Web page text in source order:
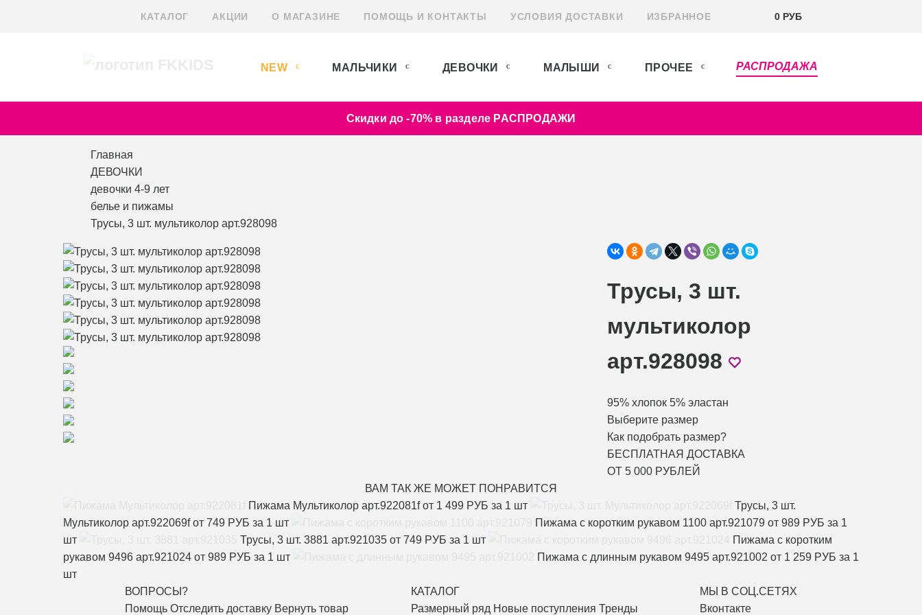
КАТАЛОГ АКЦИИ О МАГАЗИНЕ ПОМОЩЬ И КОНТАКТЫ УСЛОВИЯ ДОСТАВКИ ИЗБРАННОЕ 0 РУБ
NEW МАЛЬЧИКИ ДЕВОЧКИ МАЛЫШИ ПРОЧЕЕ РАСПРОДАЖА
Скидки до -70% в разделе РАСПРОДАЖИ
Главная
ДЕВОЧКИ
девочки 4-9 лет
белье и пижамы
Трусы, 3 шт. мультиколор арт.928098
Трусы, 3 шт.
мультиколор
арт.928098
95% хлопок 5% эластан
Выберите размер
Как подобрать размер?
БЕСПЛАТНАЯ ДОСТАВКА
ОТ 5 000 РУБЛЕЙ
ВАМ ТАК ЖЕ МОЖЕТ ПОНРАВИТСЯ
Пижама Мультиколор арт.922081f от 1 499 РУБ за 1 шт
Трусы, 3 шт.
Мультиколор арт.922069f от 749 РУБ за 1 шт Пижама с коротким рукавом 1100 арт.921079 от 989 РУБ за 1
шт
Трусы, 3 шт. 3881 арт.921035 от 749 РУБ за 1 шт
Пижама с коротким
рукавом 9496 арт.921024 от 989 РУБ за 1 шт Пижама с длинным рукавом 9495 арт.921002 от 1 259 РУБ за 1
шт
ВОПРОСЫ?
Помощь Отследить доставку Вернуть товар
КАТАЛОГ
Размерный ряд Новые поступления Тренды
МЫ В СОЦ.СЕТЯХ
Вконтакте